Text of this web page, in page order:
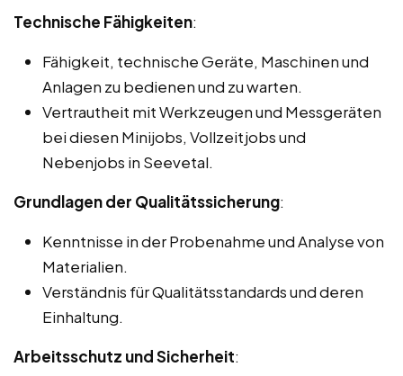
Technische Fähigkeiten:
Fähigkeit, technische Geräte, Maschinen und
Anlagen zu bedienen und zu warten.
Vertrautheit mit Werkzeugen und Messgeräten
bei diesen Minijobs, Vollzeitjobs und
Nebenjobs in Seevetal.
Grundlagen der Qualitätssicherung:
Kenntnisse in der Probenahme und Analyse von
Materialien.
Verständnis für Qualitätsstandards und deren
Einhaltung.
Arbeitsschutz und Sicherheit: